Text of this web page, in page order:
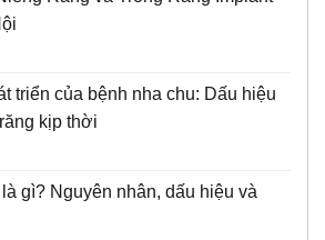
triển của bệnh nha chu: Dấu hiệu
kịp thời
gì? Nguyên nhân, dấu hiệu và